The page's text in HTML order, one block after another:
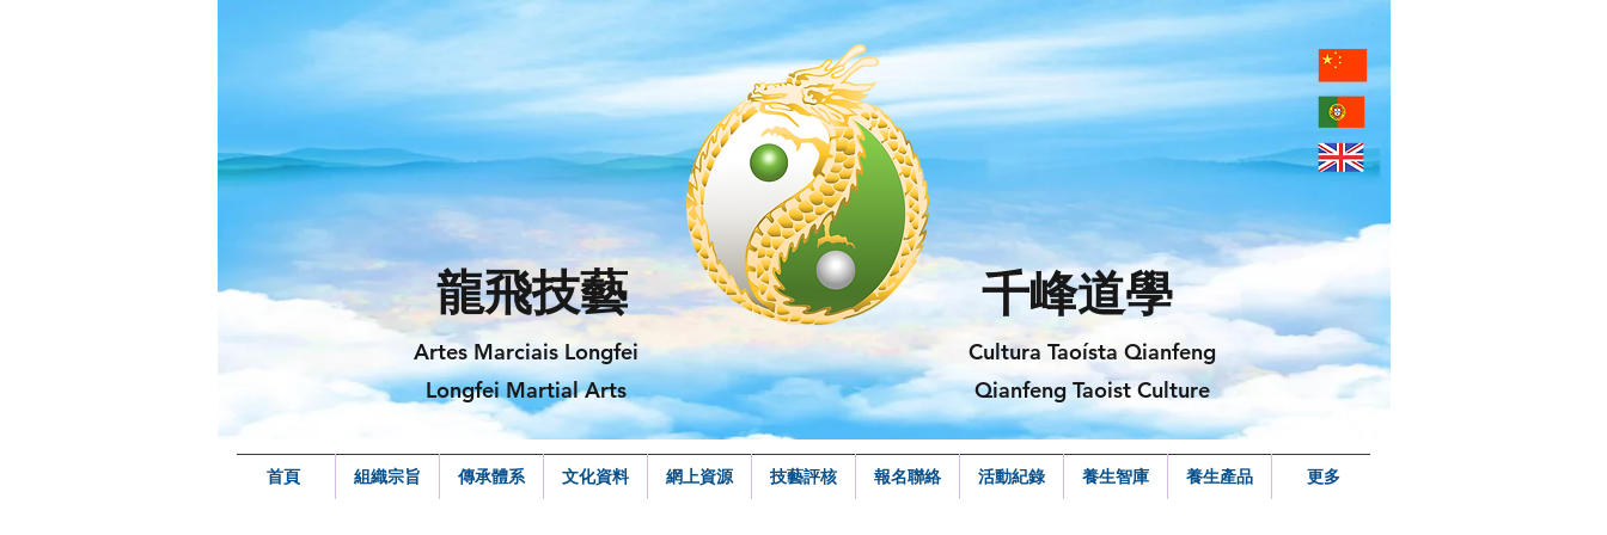
龍飛技藝 千峰道學
Longfei Martial Arts
Artes Marciais Longfei
Cultura Taoísta Qianfeng
Qianfeng Taoist Culture
首頁 組織宗旨 傳承體系 文化資料 網上資源 技藝評核 報名聯絡 活動紀錄 養生智庫 養生產品 更多